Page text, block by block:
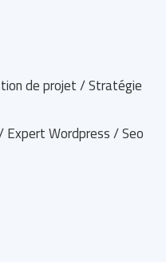
de projet / Stratégie
Wordpress / Seo